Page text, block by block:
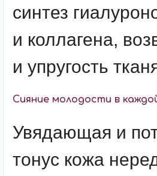
синтез
и коллагена,
и упругость
Сияние молодости в
Увядающая и
тонус кожа